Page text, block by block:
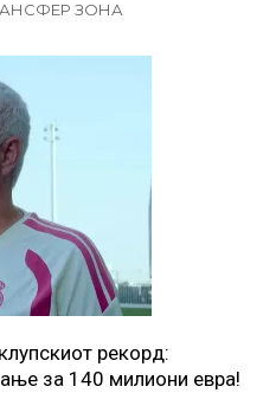
ЗОНА
рекорд:
за 140 милиони евра!